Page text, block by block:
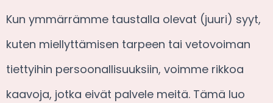
Kun ymmärrämme taustalla olevat (juuri) syyt,
kuten miellyttämisen tarpeen tai vetovoiman
tiettyihin persoonallisuuksiin, voimme rikkoa
kaavoja, jotka eivät palvele meitä. Tämä luo